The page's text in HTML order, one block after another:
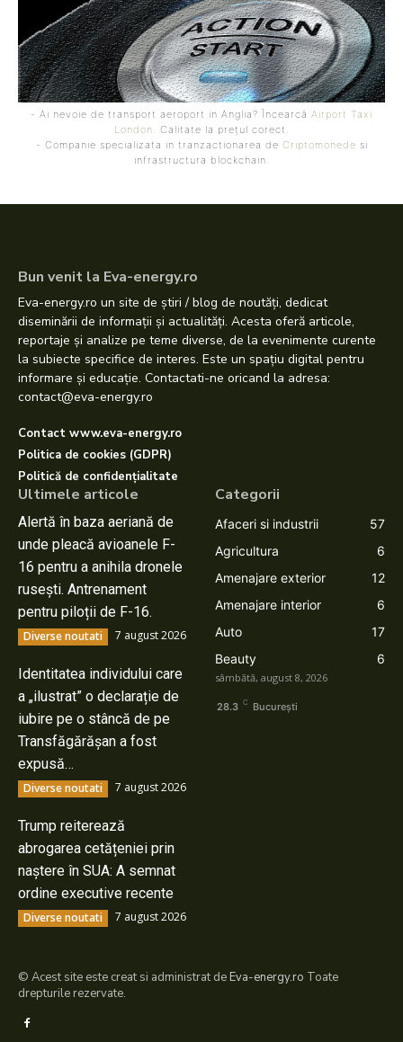
- Ai nevoie de transport aeroport in Anglia? Încearcă Airport Taxi
London . Calitate la prețul corect.
- Companie specializata in tranzactionarea de Criptomonede si
infrastructura blockchain.
Bun venit la Eva-energy.ro
Eva-energy.ro un site de știri / blog de noutăți, dedicat
diseminării de informații și actualități. Acesta oferă articole,
reportaje și analize pe teme diverse, de la evenimente curente
la subiecte specifice de interes. Este un spațiu digital pentru
informare și educație. Contactati-ne oricand la adresa:
contact@eva-energy.ro
Contact www.eva-energy.ro
Politica de cookies (GDPR)
Politică de confidențialitate
Ultimele articole
Alertă în baza aeriană de
unde pleacă avioanele F-
16 pentru a anihila dronele
rusești. Antrenament
pentru piloții de F-16.
Diverse noutati 7 august 2026
Identitatea individului care
a „ilustrat” o declarație de
iubire pe o stâncă de pe
Transfăgărășan a fost
expusă…
Diverse noutati 7 august 2026
Trump reiterează
abrogarea cetățeniei prin
naștere în SUA: A semnat
ordine executive recente
Diverse noutati 7 august 2026
Categorii
Afaceri si industrii
57
Agricultura
6
Amenajare exterior
12
Amenajare interior
6
Auto
17
Beauty
6
sâmbătă, august 8, 2026
28.3 C București
© Acest site este creat si administrat deEva-energy.ro Toate
drepturile rezervate.